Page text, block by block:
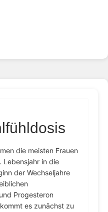
die meisten Frauen
in die
der Wechseljahre
Progesteron
es zunächst zu